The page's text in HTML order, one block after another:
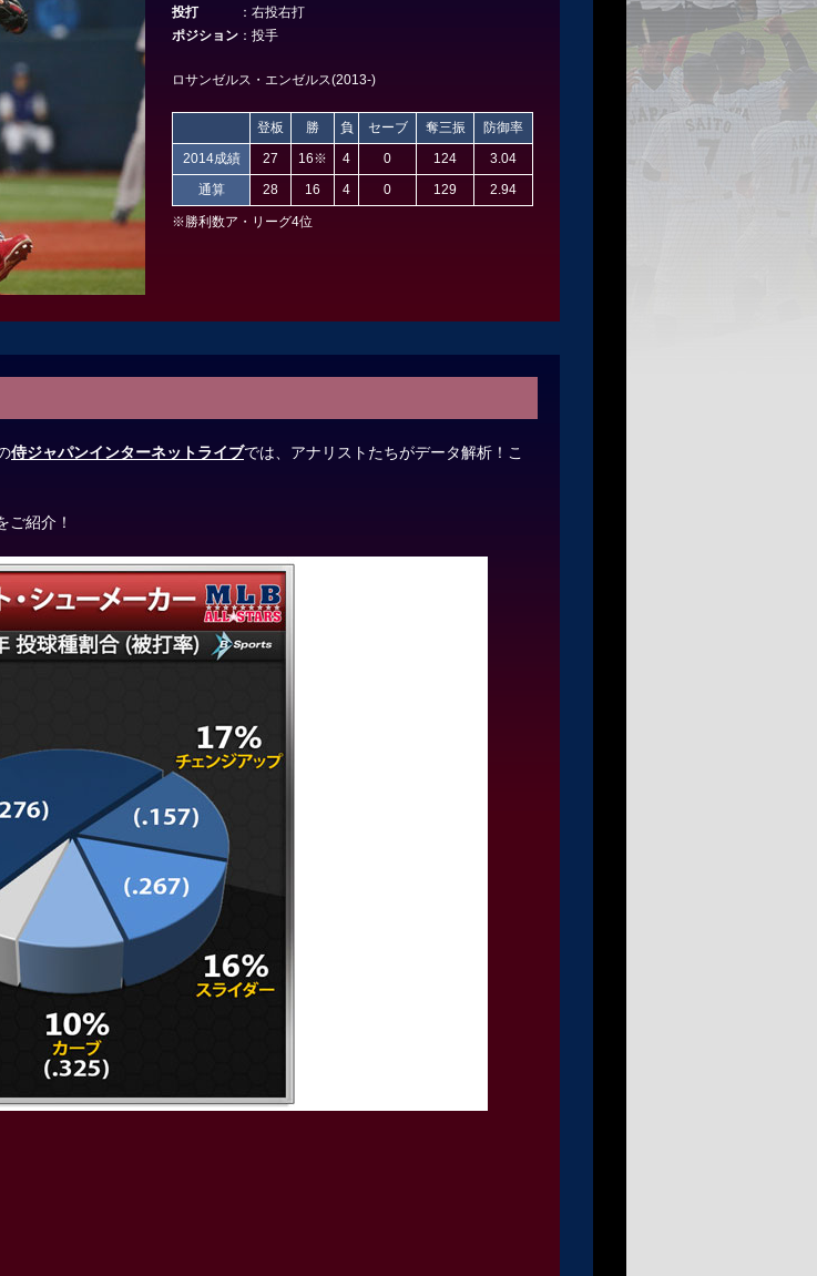
投打
： 右投右打
ポジション ： 投手
ロサンゼルス・エンゼルス(2013-)
登板 勝 負 セーブ 奪三振
防御率
2014成績
27 16※ 4 0 124
3.04
通算
28 16 4 0 129 2.94
※勝利数ア・リーグ4位
侍ジャパンインターネットライブでは、アナリストたちがデータ解析！こ
ご紹介！